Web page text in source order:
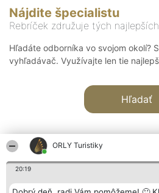
ORLY Turistiky
20:19
Nájdite špecialistu
Rebríček združuje tých
Hľadáte odborníka vo svojom okolí?
vyhľadávač. Využívajte len tie
Hľadať
Organizátor hodnotenia Hodnotenie